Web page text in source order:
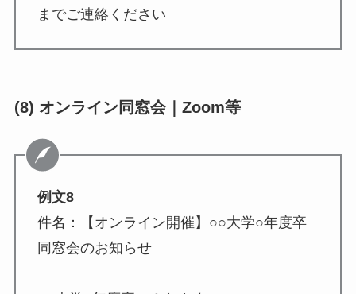
までご連絡ください
(8) オンライン同窓会｜Zoom等
例文8
件名：【オンライン開催】○○大学○年度卒
同窓会のお知らせ